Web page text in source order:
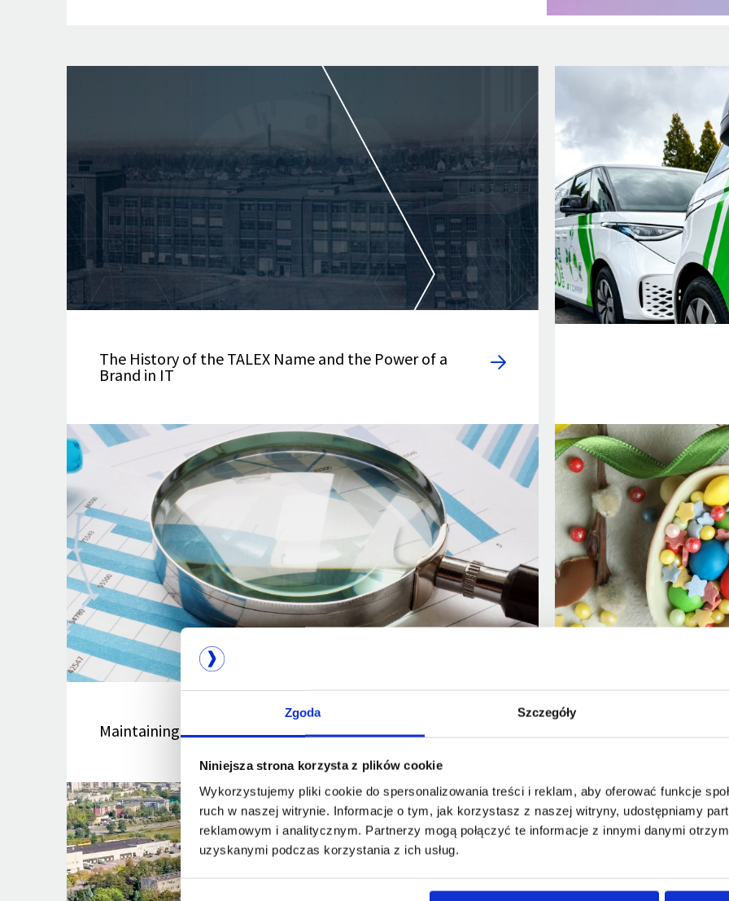
Zgoda Szczegóły
Niniejsza strona korzysta z plików cookie
Wykorzystujemy pliki cookie do spersonalizowania treści i reklam, aby oferować funkcje
ruch w naszej witrynie. Informacje o tym, jak korzystasz z naszej witryny, udostępniamy
reklamowym i analitycznym. Partnerzy mogą połączyć te informacje z innymi danymi
uzyskanymi podczas korzystania z ich usług.
The History of the TALEX Name and the Power of a
Brand in IT
Maintaining high standards. ISO 27001 and 9001 audits
Easter Charity
Kórnik-Bnin